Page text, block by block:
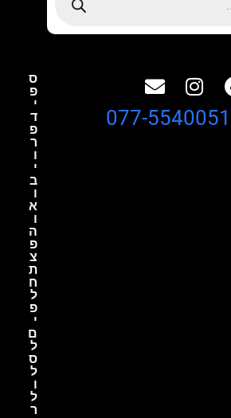
ס
פ
י
ד
פ
ר
ו
י
ב
ו
א
ו
ה
פ
צ
ת
ח
ל
פ
י
ם
ל
ס
ל
ו
ל
ר